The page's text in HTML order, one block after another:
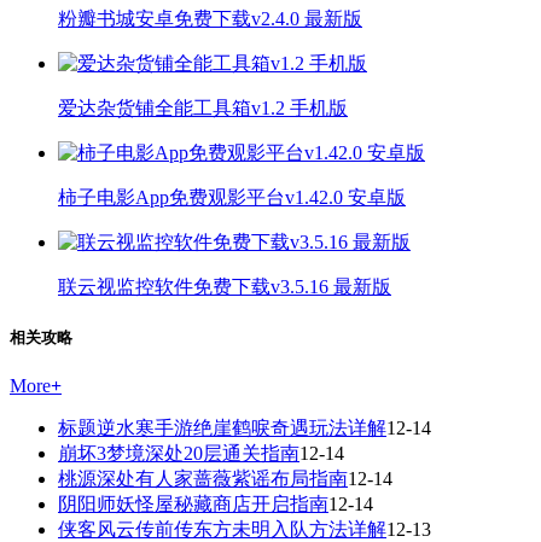
粉瓣书城安卓免费下载v2.4.0 最新版
爱达杂货铺全能工具箱v1.2 手机版
柿子电影App免费观影平台v1.42.0 安卓版
联云视监控软件免费下载v3.5.16 最新版
相关攻略
More+
标题逆水寒手游绝崖鹤唳奇遇玩法详解12-14
崩坏3梦境深处20层通关指南12-14
桃源深处有人家蔷薇紫谣布局指南12-14
阴阳师妖怪屋秘藏商店开启指南12-14
侠客风云传前传东方未明入队方法详解12-13